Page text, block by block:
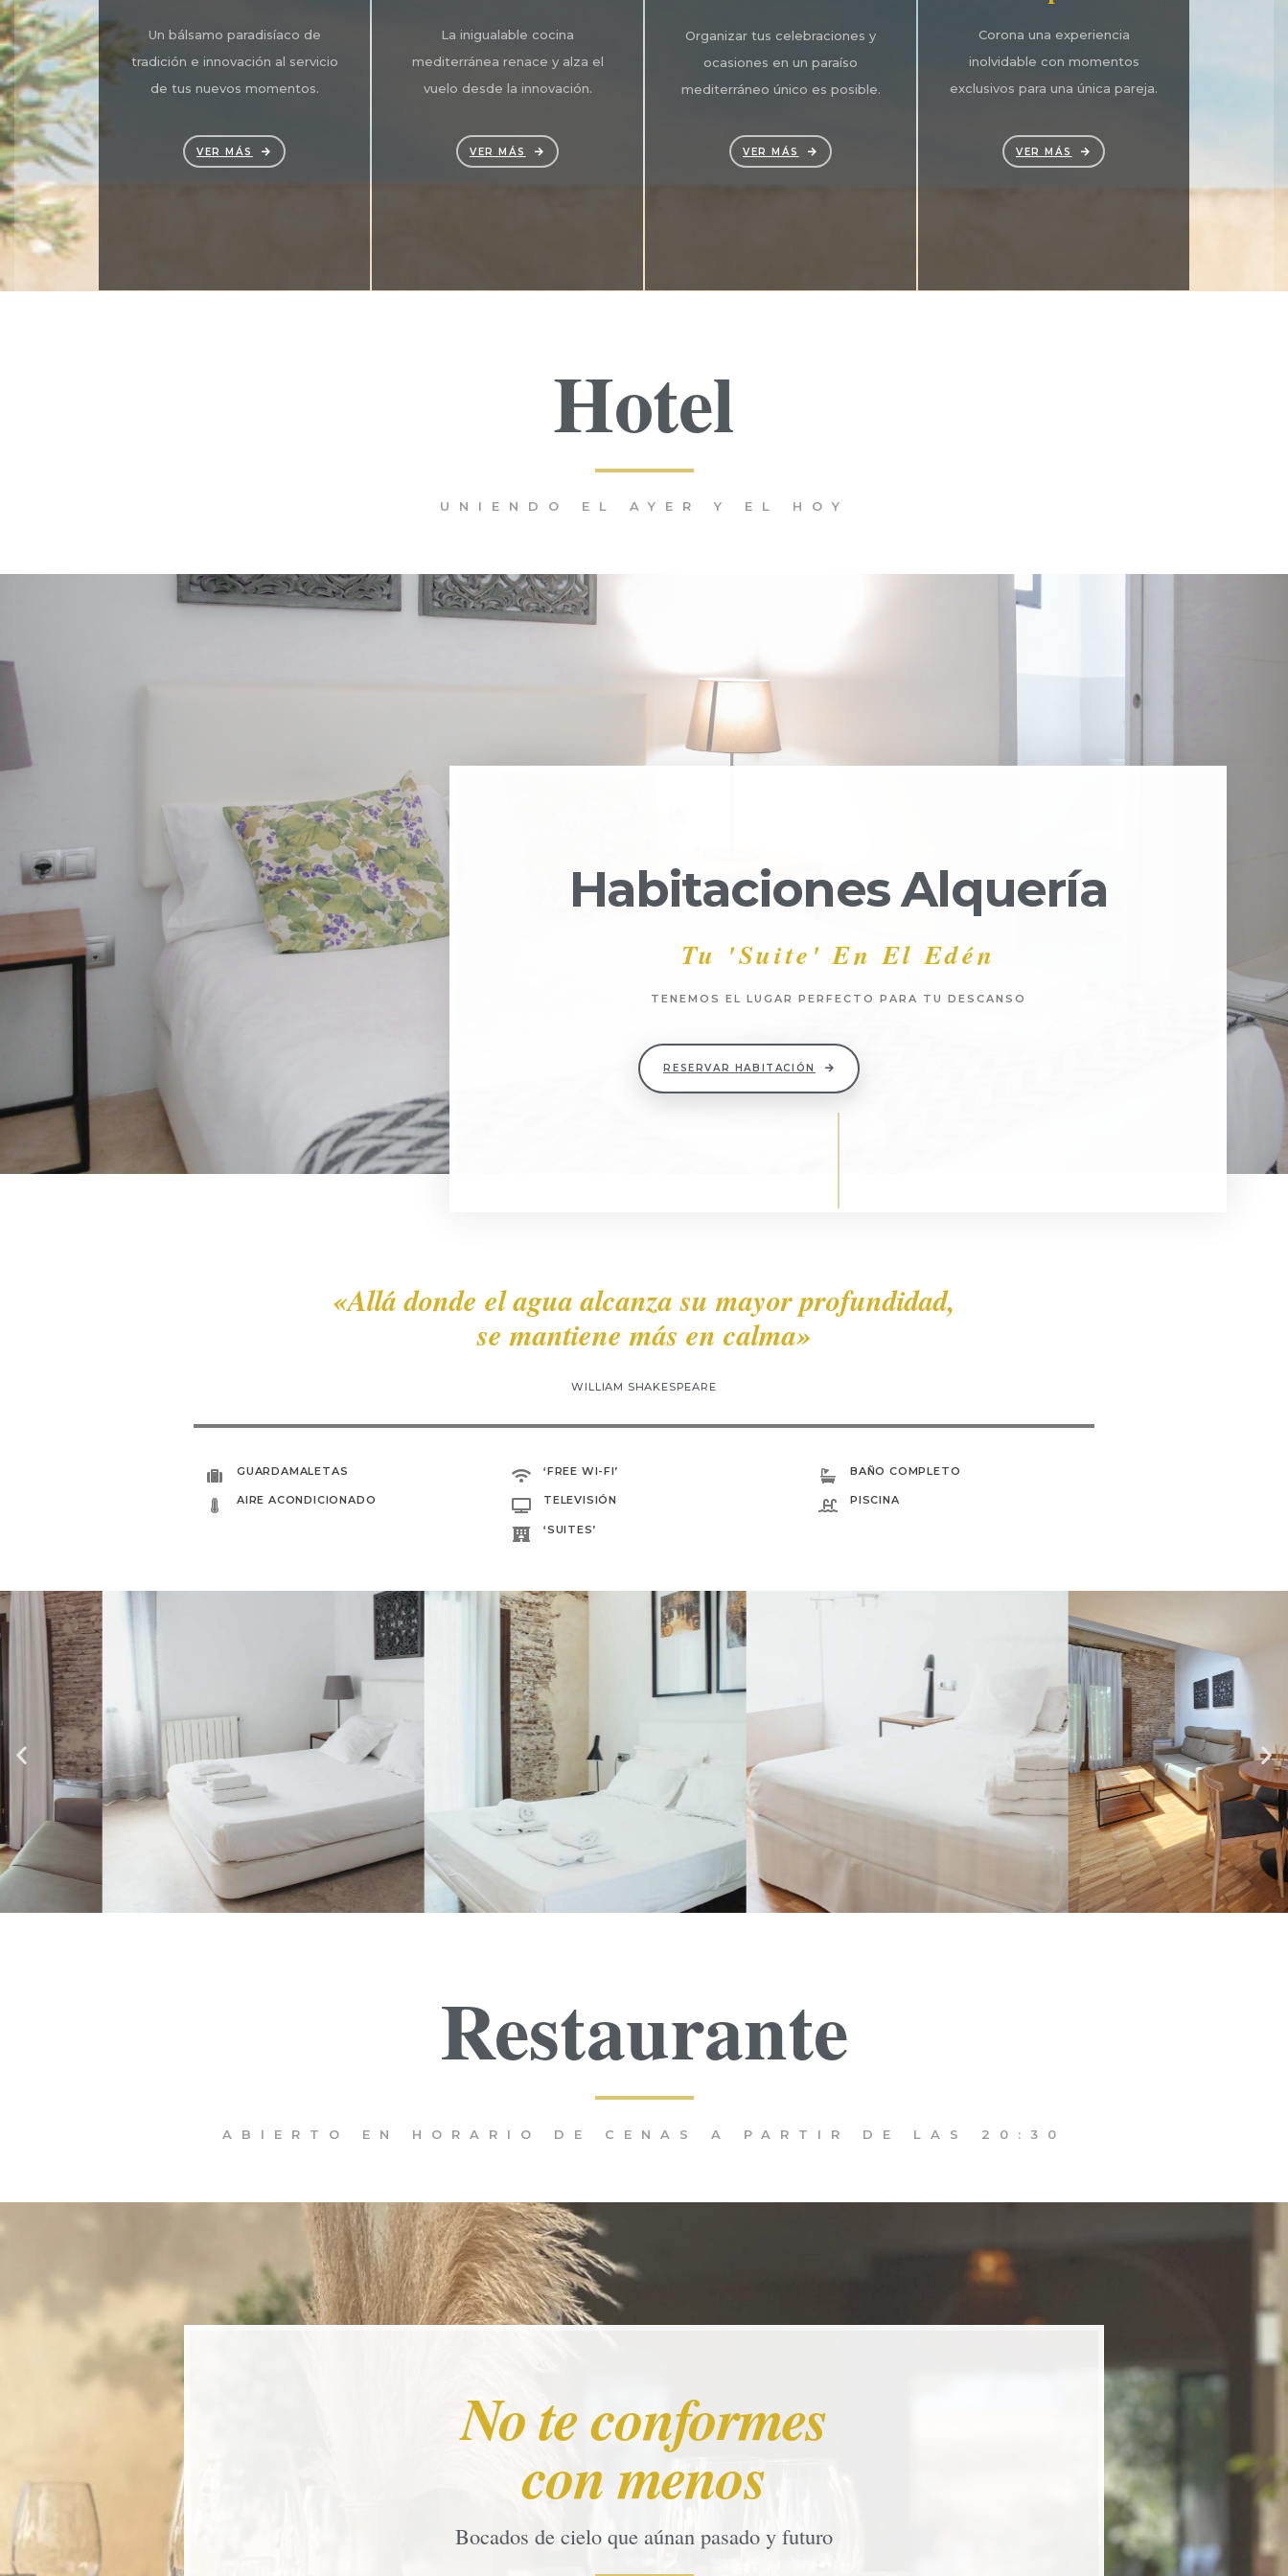
Un bálsamo paradisíaco de
tradición e innovación al servicio
de tus nuevos momentos.
VER MÁS
La inigualable cocina
mediterránea renace y alza el
vuelo desde la innovación.
VER MÁS
Organizar tus celebraciones y
ocasiones en un paraíso
mediterráneo único es posible.
VER MÁS
Corona una experiencia
inolvidable con momentos
exclusivos para una única pareja.
VER MÁS
Hotel
UNIENDO EL AYER Y EL HOY
Habitaciones Alquería
Tu 'suite' En El Edén
TENEMOS EL LUGAR PERFECTO PARA TU DESCANSO
RESERVAR HABITACIÓN
«Allá donde el agua alcanza su mayor profundidad,
se mantiene más en calma»
WILLIAM SHAKESPEARE
GUARDAMALETAS
AIRE ACONDICIONADO
‘FREE WI-FI’
TELEVISIÓN
‘SUITES’
BAÑO COMPLETO
PISCINA
Restaurante
ABIERTO EN HORARIO DE CENAS A PARTIR DE LAS 20:30
No te conformes
con menos
Bocados de cielo que aúnan pasado y futuro